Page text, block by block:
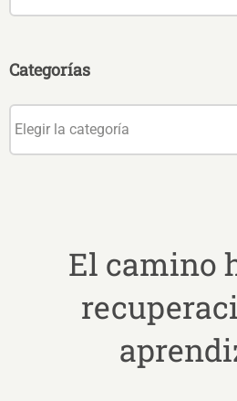
El camino
Categorías